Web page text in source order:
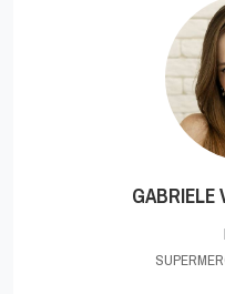
GABRIELE